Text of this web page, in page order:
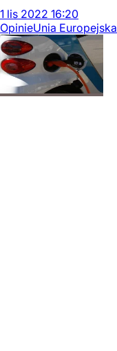
1 lis 2022 16:20
OpinieUnia Europejska